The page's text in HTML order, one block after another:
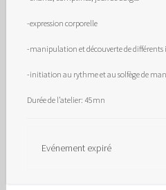
-expression corporelle
-manipulation et découverte de
-initiation au rythme et au solfège de
Durée de l’atelier: 45mn
Evénement expiré